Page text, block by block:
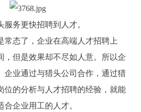
务更快招聘到人才。
态了，企业在高端人才招聘上
，但是效果却不尽如人意。所以企
企业通过与猎头公司合作，通过猎
位的分析与人才招聘的经验，就能
企业用工的人才。